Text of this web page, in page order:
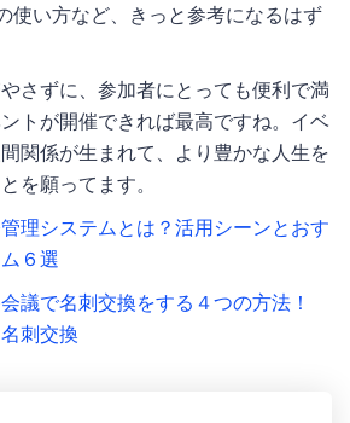
使い方など、きっと参考になるはず
さずに、参加者にとっても便利で満
トが開催できれば最高ですね。イベ
関係が生まれて、より豊かな人生を
を願ってます。
理システムとは？活用シーンとおす
６選
議で名刺交換をする４つの方法！
刺交換